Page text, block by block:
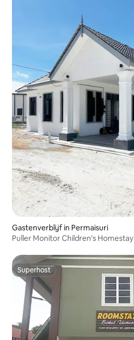
Gastenverblijf in Permaisuri
Puller Monitor Children's Homestay
Superhost
Superhost